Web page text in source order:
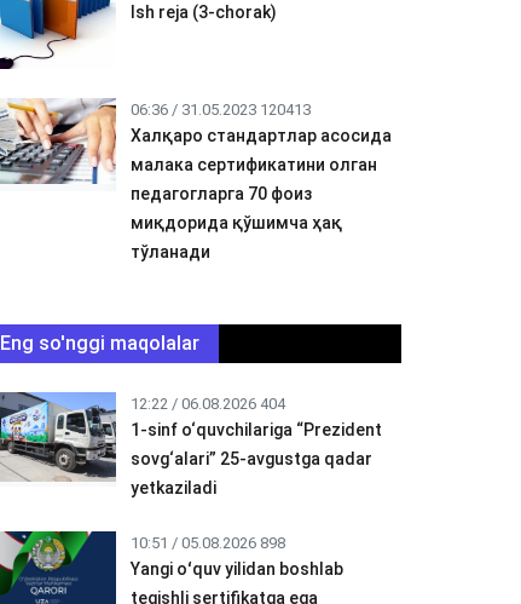
Ish reja (3-chorak)
06:36 / 31.05.2023 120413
Халқаро стандартлар асосида
малака сертификатини олган
педагогларга 70 фоиз
миқдорида қўшимча ҳақ
тўланади
Eng so'nggi maqolalar
12:22 / 06.08.2026 404
1-sinf o‘quvchilariga “Prezident
sovg‘alari” 25-avgustga qadar
yetkaziladi
10:51 / 05.08.2026 898
Yangi oʻquv yilidan boshlab
tegishli sertifikatga ega